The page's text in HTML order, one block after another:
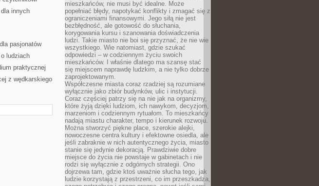
innych
pasjonatów
ludziach
praktycznej
z wędkarskiego
mieszkańców, nie musi być idealne. Może
popełniać błędy, napotykać konflikty i zmagać się z
ograniczeniami finansowymi. Jego siłą nie jest
bezbłędność, ale gotowość do słuchania,
korygowania kursu i szanowania doświadczenia
ludzi. Takie miasto nie boi się przyznać, że nie wie
wszystkiego. Wie natomiast, gdzie szukać
odpowiedzi – w codziennym życiu swoich
mieszkańców. I właśnie dlatego ma szansę stać
się miejscem naprawdę ludzkim, a nie tylko dobrze
zaprojektowanym.
Współczesne miasta coraz rzadziej są rozumiane
wyłącznie jako zbiór budynków, ulic i instytucji.
Coraz częściej patrzy się na nie jak na organizmy,
które żyją dzięki ludziom, ich nawykom, decyzjom,
marzeniom i codziennym rytuałom. To mieszkańcy
nadają miastu charakter, tempo i kierunek rozwoju.
Można stworzyć piękne place, szerokie alejki,
nowoczesne centra kultury i efektowne osiedla, ale
jeśli zabraknie w nich autentycznego życia, miasto
stanie się jedynie dekoracją. Prawdziwie dobre
miejsce do życia nie powstaje w gabinetach i nie
rodzi się wyłącznie z odgórnych strategii. Ono
dojrzewa tam, gdzie ktoś uważnie słucha tego, jak
ludzie korzystają z przestrzeni, co im przeszkadza,